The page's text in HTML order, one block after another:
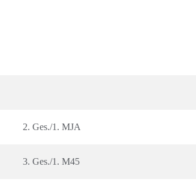
2. Ges./1. MJA
3. Ges./1. M45